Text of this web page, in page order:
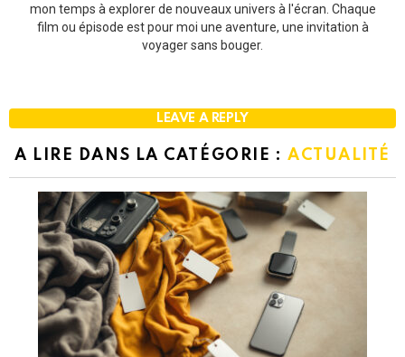
mon temps à explorer de nouveaux univers à l'écran. Chaque
film ou épisode est pour moi une aventure, une invitation à
voyager sans bouger.
LEAVE A REPLY
A LIRE DANS LA CATÉGORIE : ACTUALITÉ